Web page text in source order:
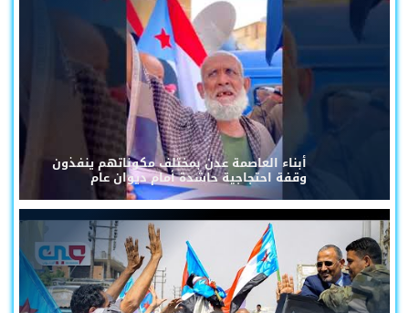
أبناء العاصمة عدن بمختلف مكوناتهم ينفذون
وقفة احتجاجية حاشدة أمام ديوان عام